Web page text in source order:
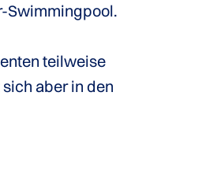
Swimmingpool.
teilweise
aber in den